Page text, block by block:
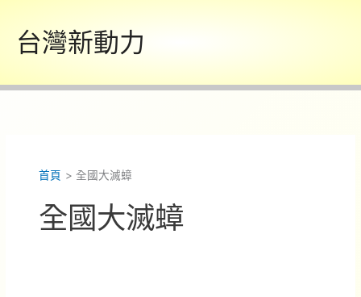
內
台灣新動力
首頁 全國大滅蟑
全國大滅蟑